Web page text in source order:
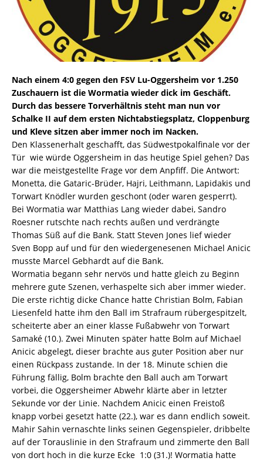
Nach einem 4:0 gegen den FSV Lu-Oggersheim vor 1.250
Zuschauern ist die Wormatia wieder dick im Geschäft.
Durch das bessere Torverhältnis steht man nun vor
Schalke II auf dem ersten Nichtabstiegsplatz, Cloppenburg
und Kleve sitzen aber immer noch im Nacken.
Den Klassenerhalt geschafft, das Südwestpokalfinale vor der
Tür  wie würde Oggersheim in das heutige Spiel gehen? Das
war die meistgestellte Frage vor dem Anpfiff. Die Antwort:
Monetta, die Gataric-Brüder, Hajri, Leithmann, Lapidakis und
Torwart Knödler wurden geschont (oder waren gesperrt).
Bei Wormatia war Matthias Lang wieder dabei, Sandro
Roesner rutschte nach rechts außen und verdrängte
Thomas Süß auf die Bank. Statt Steven Jones lief wieder
Sven Bopp auf und für den wiedergenesenen Michael Anicic
musste Marcel Gebhardt auf die Bank.
Wormatia begann sehr nervös und hatte gleich zu Beginn
mehrere gute Szenen, verhaspelte sich aber immer wieder.
Die erste richtig dicke Chance hatte Christian Bolm, Fabian
Liesenfeld hatte ihm den Ball im Strafraum rübergespitzelt,
scheiterte aber an einer klasse Fußabwehr von Torwart
Samaké (10.). Zwei Minuten später hatte Bolm auf Michael
Anicic abgelegt, dieser brachte aus guter Position aber nur
einen Rückpass zustande. In der 18. Minute schien die
Führung fällig, Bolm brachte den Ball auch am Torwart
vorbei, die Oggersheimer Abwehr klärte aber in letzter
Sekunde vor der Linie. Nachdem Anicic einen Freistoß
knapp vorbei gesetzt hatte (22.), war es dann endlich soweit.
Mahir Sahin vernaschte links seinen Gegenspieler, dribbelte
auf der Torauslinie in den Strafraum und zimmerte den Ball
von dort hoch in die kurze Ecke  1:0 (31.)! Wormatia hatte